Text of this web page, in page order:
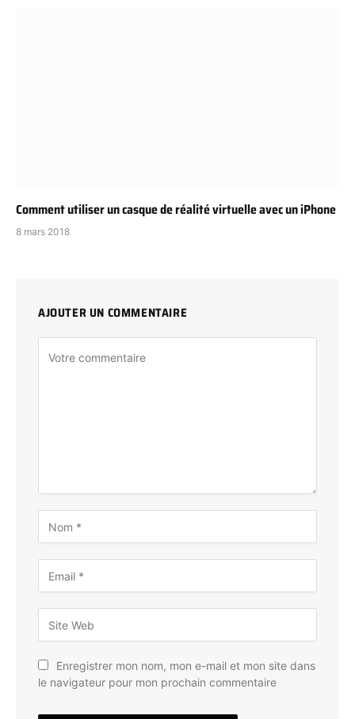
Comment utiliser un casque de réalité virtuelle avec un iPhone
8 mars 2018
AJOUTER UN COMMENTAIRE
Enregistrer mon nom, mon e-mail et mon site dans
le navigateur pour mon prochain commentaire